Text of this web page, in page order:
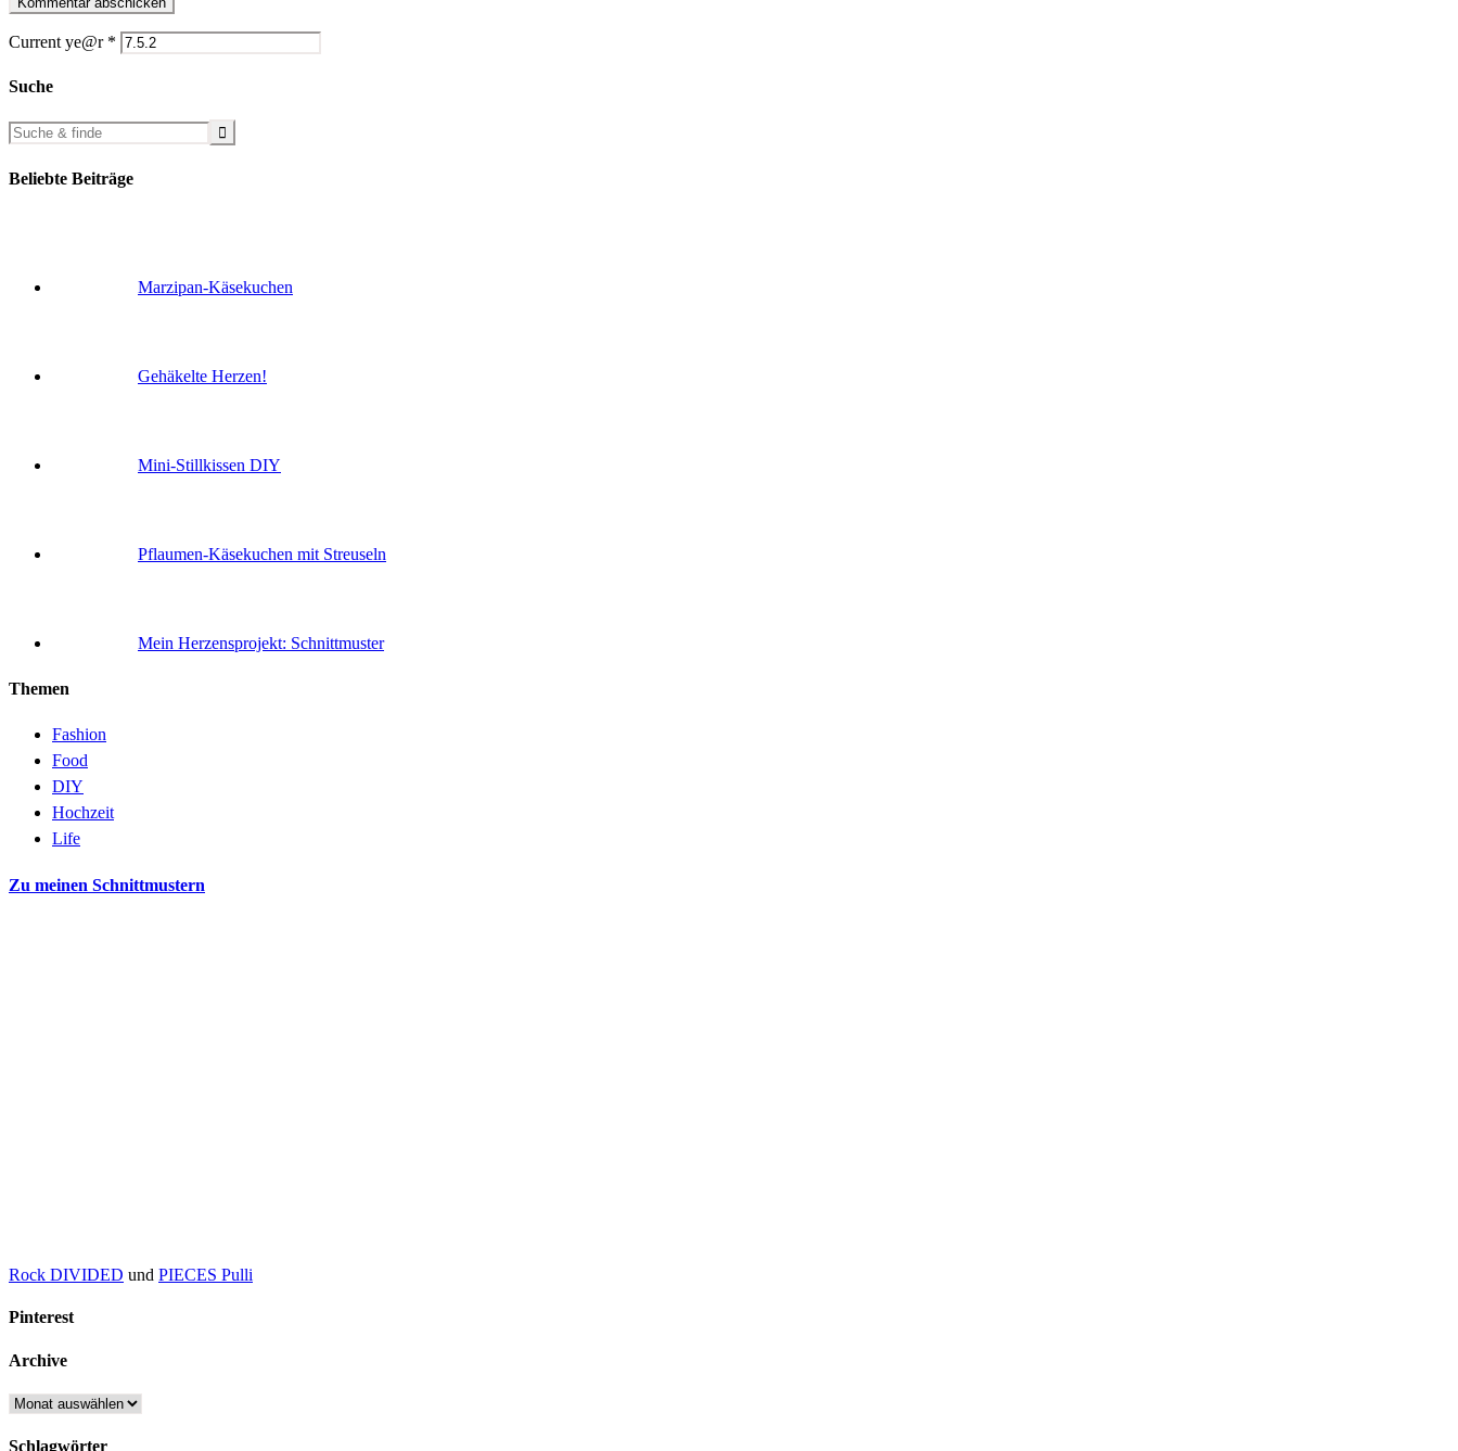
Current ye@r *
Suche
Beliebte Beiträge
Marzipan-Käsekuchen
Gehäkelte Herzen!
Mini-Stillkissen DIY
Pflaumen-Käsekuchen mit Streuseln
Mein Herzensprojekt: Schnittmuster
Themen
Fashion
Food
DIY
Hochzeit
Life
Zu meinen Schnittmustern
Rock DIVIDED und PIECES Pulli
Pinterest
Archive
Archive
Schlagwörter